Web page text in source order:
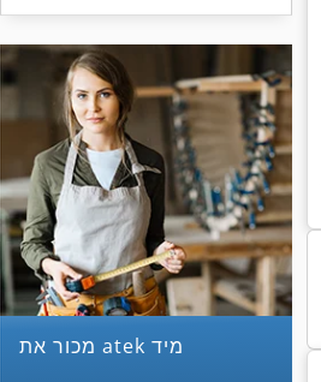
מכור את atek מיד
Moog שסתומים הידראוליים